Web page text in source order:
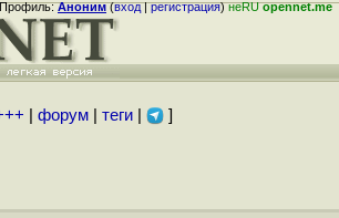
Профиль:Аноним(вход|регистрация)неRUopennet.me
форум| теги| ]